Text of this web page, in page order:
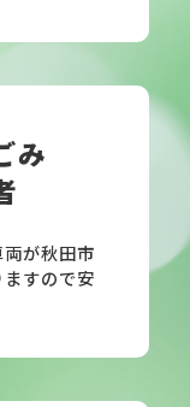
み
が秋田市
すので安